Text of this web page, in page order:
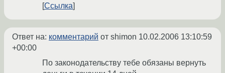
Ссылка
Ответ на: комментарий от shimon 10.02.2006 13:10:59
+00:00
По законодательству тебе обязаны вернуть